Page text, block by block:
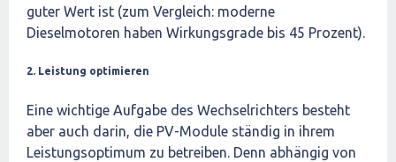
guter Wert ist (zum Vergleich: moderne
Dieselmotoren haben Wirkungsgrade bis 45 Prozent).
2. Leistung optimieren
Eine wichtige Aufgabe des Wechselrichters besteht
aber auch darin, die PV-Module ständig in ihrem
Leistungsoptimum zu betreiben. Denn abhängig von